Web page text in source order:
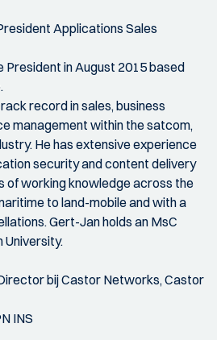
Applications Sales
President in August 2015 based
record in sales, business
management within the satcom,
He has extensive experience
security and content delivery
of working knowledge across the
to land-mobile and with a
Gert-Jan holds an MsC
bij Castor Networks, Castor
INS